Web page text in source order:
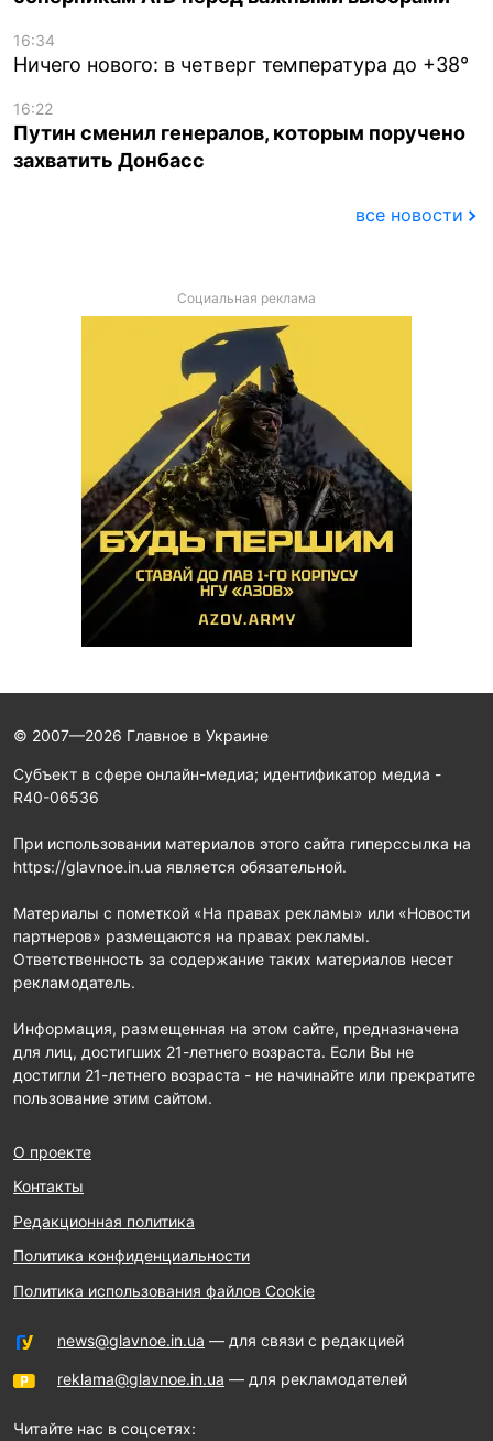
16:34
Ничего нового: в четверг температура до +38°
16:22
Путин сменил генералов, которым поручено
захватить Донбасс
все новости
Социальная реклама
© 2007—2026 Главное в Украине
Субъект в сфере онлайн-медиа; идентификатор медиа -
R40-06536
При использовании материалов этого сайта гиперссылка на
https://glavnoe.in.ua является обязательной.
Материалы с пометкой «На правах рекламы» или «Новости
партнеров» размещаются на правах рекламы.
Ответственность за содержание таких материалов несет
рекламодатель.
Информация, размещенная на этом сайте, предназначена
для лиц, достигших 21-летнего возраста. Если Вы не
достигли 21-летнего возраста - не начинайте или прекратите
пользование этим сайтом.
О проекте
Контакты
Редакционная политика
Политика конфиденциальности
Политика использования файлов Cookie
news@glavnoe.in.ua — для связи с редакцией
reklama@glavnoe.in.ua — для рекламодателей
Читайте нас в соцсетях: